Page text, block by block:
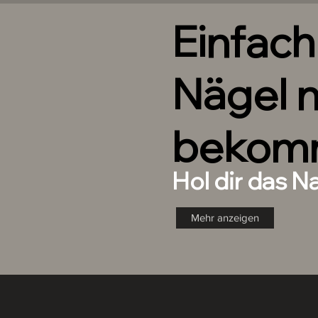
1 XOXO JOE Nagelkleber
Naturnagel.
1 XOXO JOE Feile um
und an deinen Naturnagel
1 XOXO JOE
Naturnägel.
1 Anleitung
Joe
Nägel
Hol dir das
Mehr anzeigen